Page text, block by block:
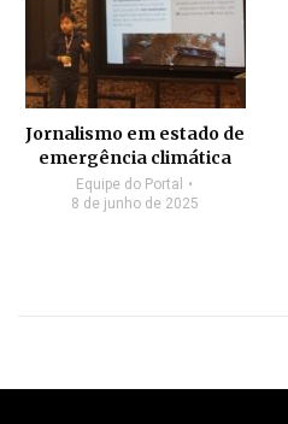
Jornalismo em estado de
emergência climática
Equipe do Portal
8 de junho de 2025